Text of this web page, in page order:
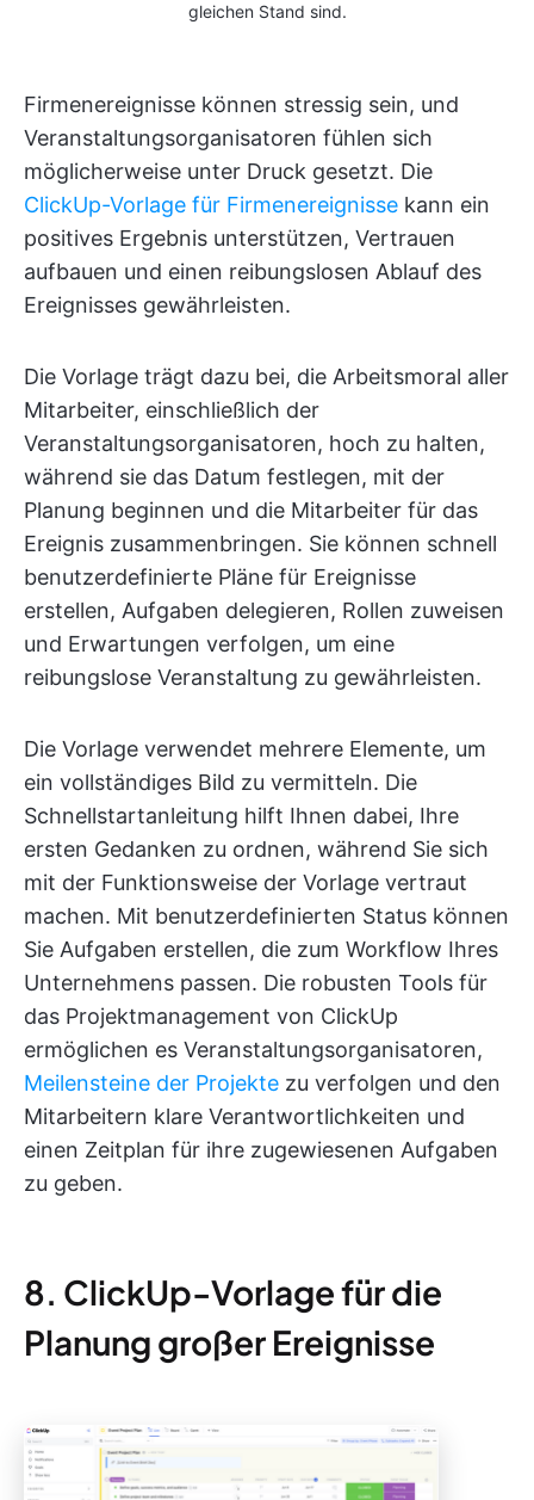
gleichen Stand sind.
Firmenereignisse können stressig sein, und
Veranstaltungsorganisatoren fühlen sich
möglicherweise unter Druck gesetzt. Die
ClickUp-Vorlage für Firmenereignisse kann ein
positives Ergebnis unterstützen, Vertrauen
aufbauen und einen reibungslosen Ablauf des
Ereignisses gewährleisten.
Die Vorlage trägt dazu bei, die Arbeitsmoral aller
Mitarbeiter, einschließlich der
Veranstaltungsorganisatoren, hoch zu halten,
während sie das Datum festlegen, mit der
Planung beginnen und die Mitarbeiter für das
Ereignis zusammenbringen. Sie können schnell
benutzerdefinierte Pläne für Ereignisse
erstellen, Aufgaben delegieren, Rollen zuweisen
und Erwartungen verfolgen, um eine
reibungslose Veranstaltung zu gewährleisten.
Die Vorlage verwendet mehrere Elemente, um
ein vollständiges Bild zu vermitteln. Die
Schnellstartanleitung hilft Ihnen dabei, Ihre
ersten Gedanken zu ordnen, während Sie sich
mit der Funktionsweise der Vorlage vertraut
machen. Mit benutzerdefinierten Status können
Sie Aufgaben erstellen, die zum Workflow Ihres
Unternehmens passen. Die robusten Tools für
das Projektmanagement von ClickUp
ermöglichen es Veranstaltungsorganisatoren,
Meilensteine der Projekte zu verfolgen und den
Mitarbeitern klare Verantwortlichkeiten und
einen Zeitplan für ihre zugewiesenen Aufgaben
zu geben.
8. ClickUp-Vorlage für die
Planung großer Ereignisse